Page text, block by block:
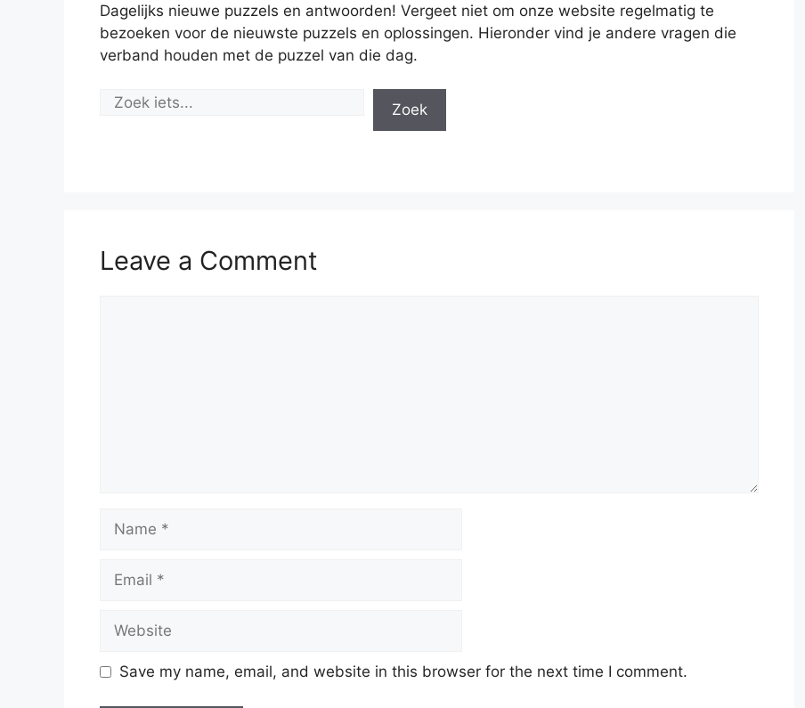
Dagelijks nieuwe puzzels en antwoorden! Vergeet niet om onze website regelmatig te
bezoeken voor de nieuwste puzzels en oplossingen. Hieronder vind je andere vragen die
verband houden met de puzzel van die dag.
Zoek
Leave a Comment
Name
Email
Website
Save my name, email, and website in this browser for the next time I comment.